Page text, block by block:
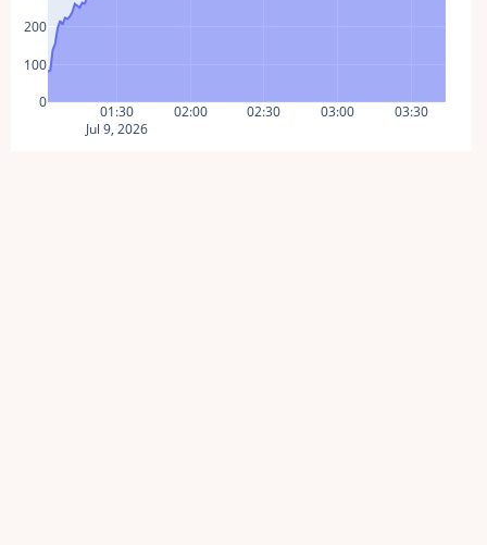
01:30
Jul 9, 2026
02:00 02:30 03:00 03:30
0
100
200